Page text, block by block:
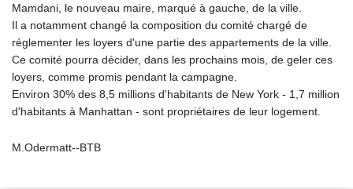
Mamdani, le nouveau maire, marqué à gauche, de la ville.
Il a notamment changé la composition du comité chargé de
réglementer les loyers d'une partie des appartements de la ville.
Ce comité pourra décider, dans les prochains mois, de geler ces
loyers, comme promis pendant la campagne.
Environ 30% des 8,5 millions d'habitants de New York - 1,7 million
d'habitants à Manhattan - sont propriétaires de leur logement.
M.Odermatt--BTB